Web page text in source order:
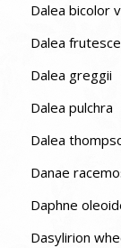
Dalea bicolor
Dalea
Dalea greggii
Dalea pulchra
Dalea
Danae
Daphne
Dasylirion